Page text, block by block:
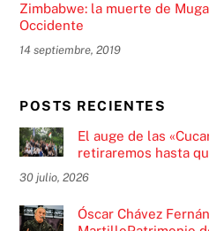
Zimbabwe: la muerte de
Occidente
14 septiembre, 2019
POSTS RECIENTES
El auge de las
retiraremos hasta
30 julio, 2026
Óscar Chávez